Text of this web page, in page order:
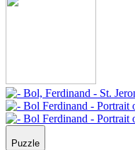
Puzzle